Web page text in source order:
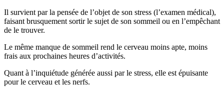
Il survient par la pensée de l’objet de son stress (l’examen médical),
faisant brusquement sortir le sujet de son sommeil ou en l’empêchant
de le trouver.
Le même manque de sommeil rend le cerveau moins apte, moins
frais aux prochaines heures d’activités.
Quant à l’inquiétude générée aussi par le stress, elle est épuisante
pour le cerveau et les nerfs.